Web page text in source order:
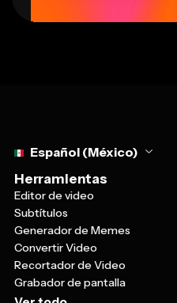
Español (México)
Herramientas
Editor de video
Subtítulos
Generador de Memes
Convertir Video
Recortador de Video
Grabador de pantalla